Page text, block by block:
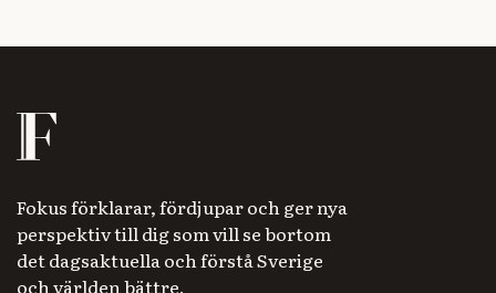
Fokus förklarar, fördjupar och ger nya
perspektiv till dig som vill se bortom
det dagsaktuella och förstå Sverige
och världen bättre.